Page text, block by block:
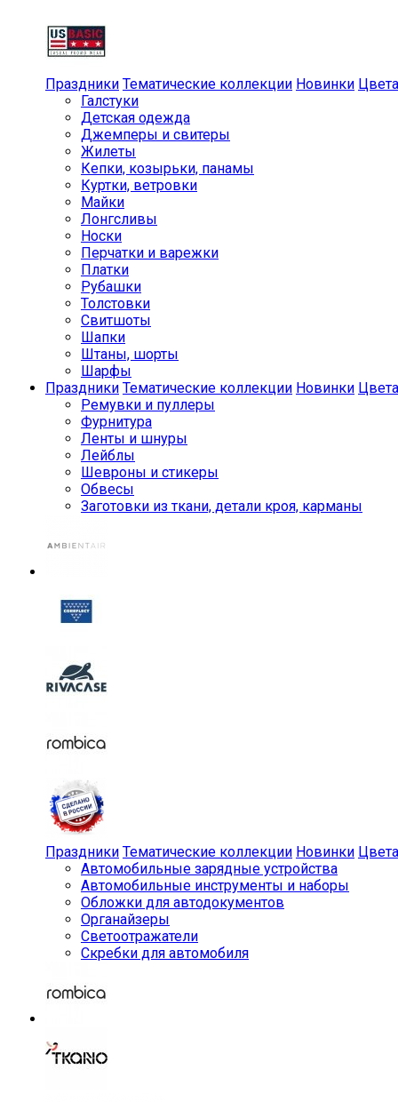
Праздники Тематические коллекции Новинки Цвета
Галстуки
Детская одежда
Джемперы и свитеры
Жилеты
Кепки, козырьки, панамы
Куртки, ветровки
Майки
Лонгсливы
Носки
Перчатки и варежки
Платки
Рубашки
Толстовки
Свитшоты
Шапки
Штаны, шорты
Шарфы
Праздники Тематические коллекции Новинки Цвета
Ремувки и пуллеры
Фурнитура
Ленты и шнуры
Лейблы
Шевроны и стикеры
Обвесы
Заготовки из ткани, детали кроя, карманы
Праздники Тематические коллекции Новинки Цвета
Автомобильные зарядные устройства
Автомобильные инструменты и наборы
Обложки для автодокументов
Органайзеры
Светоотражатели
Скребки для автомобиля